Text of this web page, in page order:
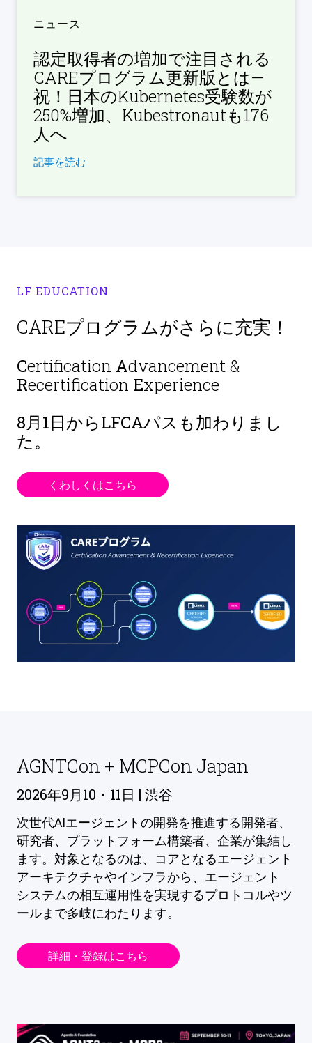
ニュース
認定取得者の増加で注目される
CAREプログラム更新版とは—
祝！日本のKubernetes受験数が
250%増加、Kubestronautも176
人へ
記事を読む
LF EDUCATION
CAREプログラムがさらに充実！
Certification Advancement &
Recertification Experience
8月1日からLFCAパスも加わりまし
た。
くわしくはこちら
AGNTCon + MCPCon Japan
2026年9月10・11日 | 渋谷
次世代AIエージェントの開発を推進する開発者、
研究者、プラットフォーム構築者、企業が集結し
ます。対象となるのは、コアとなるエージェント
アーキテクチャやインフラから、エージェント
システムの相互運用性を実現するプロトコルやツ
ールまで多岐にわたります。
詳細・登録はこちら